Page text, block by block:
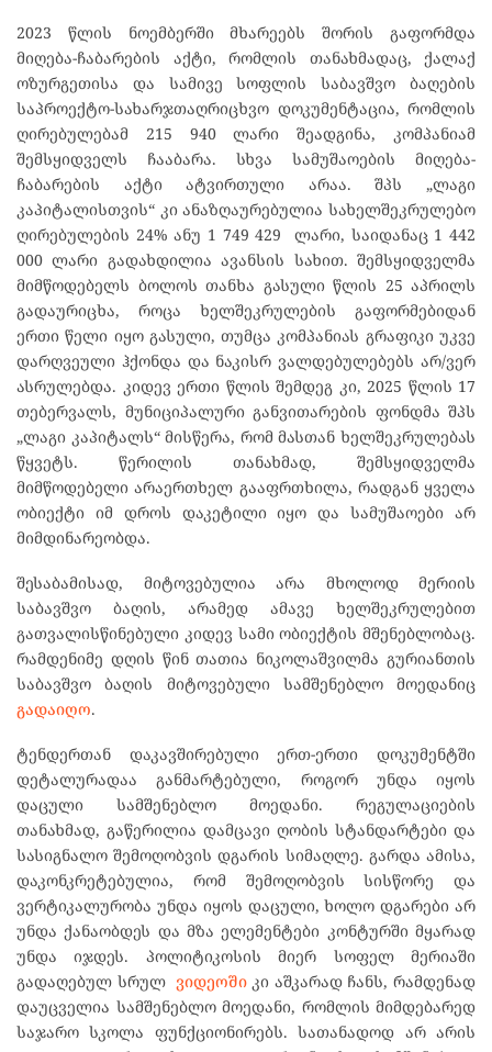
2023 წლის ნოემბერში მხარეებს შორის გაფორმდა
მიღება-ჩაბარების აქტი, რომლის თანახმადაც, ქალაქ
ოზურგეთისა და სამივე სოფლის საბავშვო ბაღების
საპროექტო-სახარჯთაღრიცხვო დოკუმენტაცია, რომლის
ღირებულებამ 215 940 ლარი შეადგინა, კომპანიამ
შემსყიდველს ჩააბარა. სხვა სამუშაოების მიღება-
ჩაბარების აქტი ატვირთული არაა. შპს „ლაგი
კაპიტალისთვის“ კი ანაზღაურებულია სახელშეკრულებო
ღირებულების 24% ანუ 1 749 429 ლარი, საიდანაც 1 442
000 ლარი გადახდილია ავანსის სახით. შემსყიდველმა
მიმწოდებელს ბოლოს თანხა გასული წლის 25 აპრილს
გადაურიცხა, როცა ხელშეკრულების გაფორმებიდან
ერთი წელი იყო გასული, თუმცა კომპანიას გრაფიკი უკვე
დარღვეული ჰქონდა და ნაკისრ ვალდებულებებს არ/ვერ
ასრულებდა. კიდევ ერთი წლის შემდეგ კი, 2025 წლის 17
თებერვალს, მუნიციპალური განვითარების ფონდმა შპს
„ლაგი კაპიტალს“ მისწერა, რომ მასთან ხელშეკრულებას
წყვეტს. წერილის თანახმად, შემსყიდველმა
მიმწოდებელი არაერთხელ გააფრთხილა, რადგან ყველა
ობიექტი იმ დროს დაკეტილი იყო და სამუშაოები არ
მიმდინარეობდა.
შესაბამისად, მიტოვებულია არა მხოლოდ მერიის
საბავშვო ბაღის, არამედ ამავე ხელშეკრულებით
გათვალისწინებული კიდევ სამი ობიექტის მშენებლობაც.
რამდენიმე დღის წინ თათია ნიკოლაშვილმა გურიანთის
საბავშვო ბაღის მიტოვებული სამშენებლო მოედანიც
გადაიღო.
ტენდერთან დაკავშირებული ერთ-ერთი დოკუმენტში
დეტალურადაა განმარტებული, როგორ უნდა იყოს
დაცული სამშენებლო მოედანი. რეგულაციების
თანახმად, გაწერილია დამცავი ღობის სტანდარტები და
სასიგნალო შემოღობვის დგარის სიმაღლე. გარდა ამისა,
დაკონკრეტებულია, რომ შემოღობვის სისწორე და
ვერტიკალურობა უნდა იყოს დაცული, ხოლო დგარები არ
უნდა ქანაობდეს და მზა ელემენტები კონტურში მყარად
უნდა იჯდეს. პოლიტიკოსის მიერ სოფელ მერიაში
გადაღებულ სრულ ვიდეოშიკი აშკარად ჩანს, რამდენად
დაუცველია სამშენებლო მოედანი, რომლის მიმდებარედ
საჯარო სკოლა ფუნქციონირებს. სათანადოდ არ არის